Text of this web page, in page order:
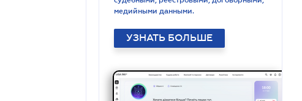
медийными данными.
УЗНАТЬ БОЛЬШЕ